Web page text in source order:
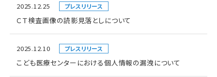
2025.12.25 プレスリリース
ＣＴ検査画像の読影見落としについて
2025.12.10 プレスリリース
こども医療センターにおける個人情報の漏洩について